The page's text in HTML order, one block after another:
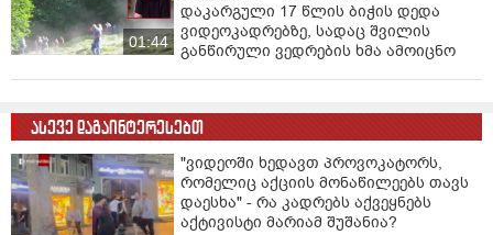
01:44
დაკარგული 17 წლის ბიჭის დედა
ვიდეოკადრებზე, სადაც შვილის
განწირული ვედრების ხმა ამოიცნო
ასევე დაგაინტერესებთ
"ვიდეოში ხედავთ პროვოკატორს,
რომელიც აქციის მონაწილეებს თავს
დაესხა" - რა კადრებს აქვეყნებს
აქტივისტი მარიამ შუშანია?